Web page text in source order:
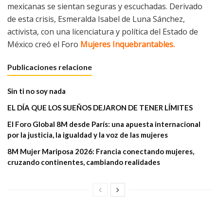
mexicanas se sientan seguras y escuchadas. Derivado
de esta crisis, Esmeralda Isabel de Luna Sánchez,
activista, con una licenciatura y política del Estado de
México creó el Foro Mujeres Inquebrantables.
Publicaciones relacione
Sin ti no soy nada
EL DÍA QUE LOS SUEÑOS DEJARON DE TENER LÍMITES
El Foro Global 8M desde París: una apuesta internacional
por la justicia, la igualdad y la voz de las mujeres
8M Mujer Mariposa 2026: Francia conectando mujeres,
cruzando continentes, cambiando realidades